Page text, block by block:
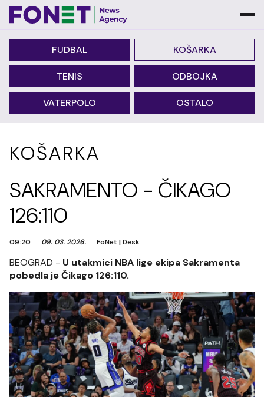
FUDBAL KOŠARKA
TENIS ODBOJKA
VATERPOLO OSTALO
KOŠARKA
SAKRAMENTO - ČIKAGO
126:110
09:20 09. 03. 2026. FoNet |Desk
BEOGRAD - U utakmici NBA lige ekipa Sakramenta
pobedla je Čikago 126:110.